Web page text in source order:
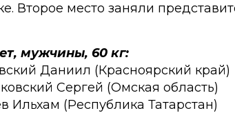
Второе место заняли
мужчины, 60 кг:
Даниил (Красноярский край)
Сергей (Омская область)
Ильхам (Республика Татарстан)